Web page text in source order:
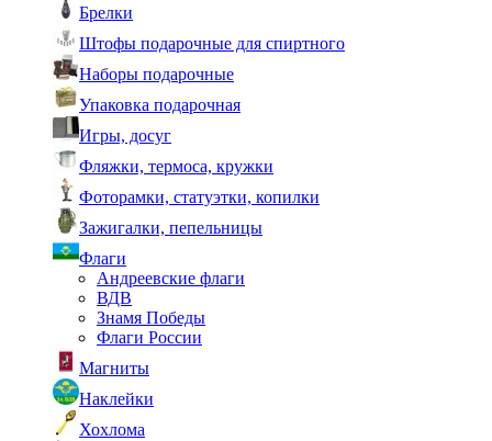
Брелки
Штофы подарочные для спиртного
Наборы подарочные
Упаковка подарочная
Игры, досуг
Фляжки, термоса, кружки
Фоторамки, статуэтки, копилки
Зажигалки, пепельницы
Флаги
Андреевские флаги
ВДВ
Знамя Победы
Флаги России
Магниты
Наклейки
Хохлома